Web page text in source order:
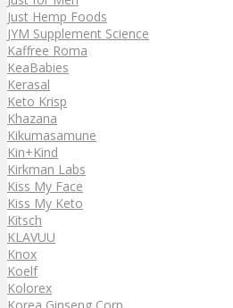
Just Hemp Foods
JYM Supplement Science
Kaffree Roma
KeaBabies
Kerasal
Keto Krisp
Khazana
Kikumasamune
Kin+Kind
Kirkman Labs
Kiss My Face
Kiss My Keto
Kitsch
KLAVUU
Knox
Koelf
Kolorex